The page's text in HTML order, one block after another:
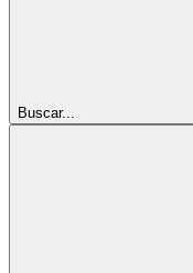
Buscar...